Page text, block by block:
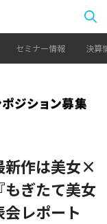
セミナー情報 決算
新作は美女×
ぎたて美女
レポート